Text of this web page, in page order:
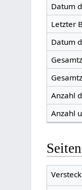
Datum
Letzter
Datum
Anzahl
Anzahl